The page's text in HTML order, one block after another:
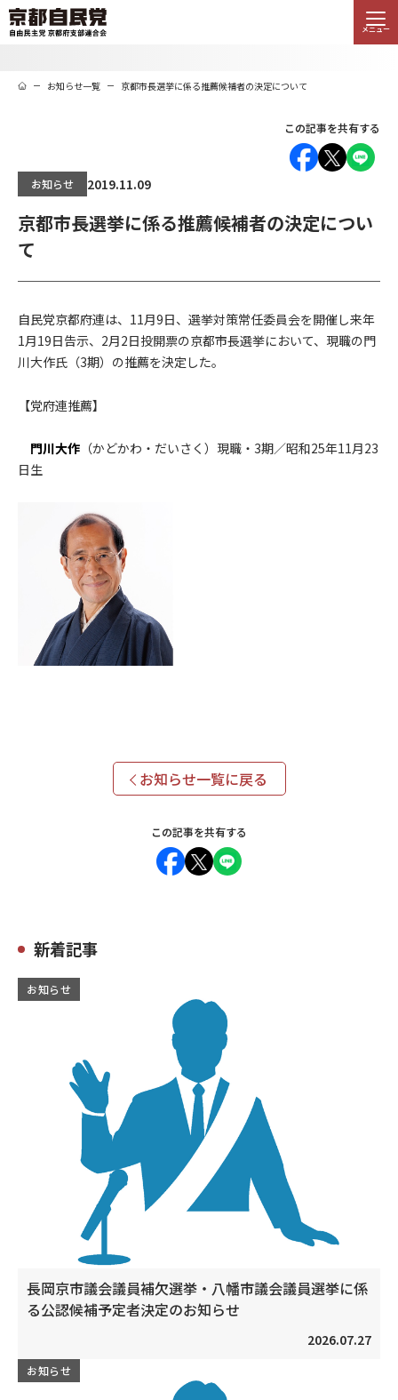
メニュー
お知らせ一覧 京都市長選挙に係る推薦候補者の決定について
お知らせ 2019.11.09
この記事を共有する
京都市長選挙に係る推薦候補者の決定につい
て
自民党京都府連は、11月9日、選挙対策常任委員会を開催し来年
1月19日告示、2月2日投開票の京都市長選挙において、現職の門
川大作氏（3期）の推薦を決定した。
【党府連推薦】
門川大作 （かどかわ・だいさく）現職・3期／昭和25年11月23
日生
お知らせ一覧に戻る
この記事を共有する
新着記事
お知らせ
長岡京市議会議員補欠選挙・八幡市議会議員選挙に係
る公認候補予定者決定のお知らせ
2026.07.27
お知らせ